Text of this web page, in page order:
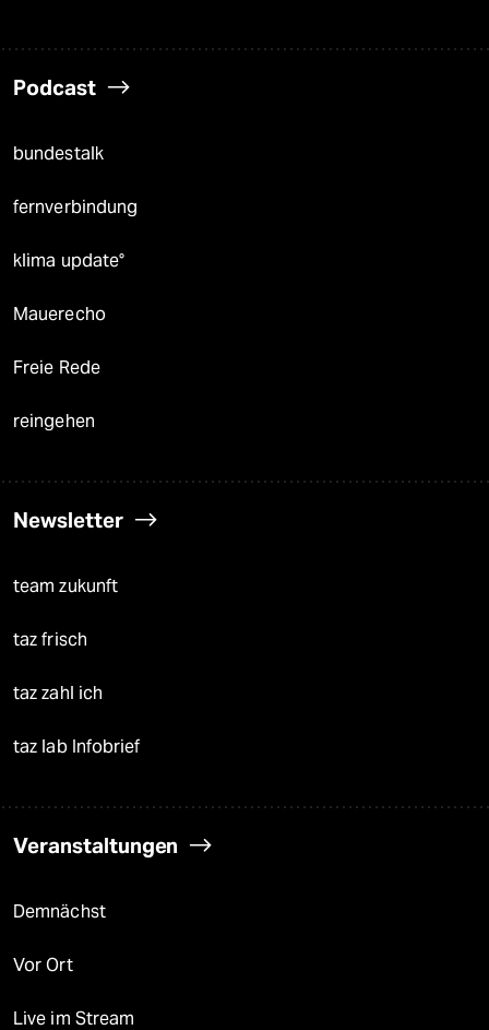
Podcast
bundestalk
fernverbindung
klima update°
Mauerecho
Freie Rede
reingehen
Newsletter
team zukunft
taz frisch
taz zahl ich
taz lab Infobrief
Veranstaltungen
Demnächst
Vor Ort
Live im Stream